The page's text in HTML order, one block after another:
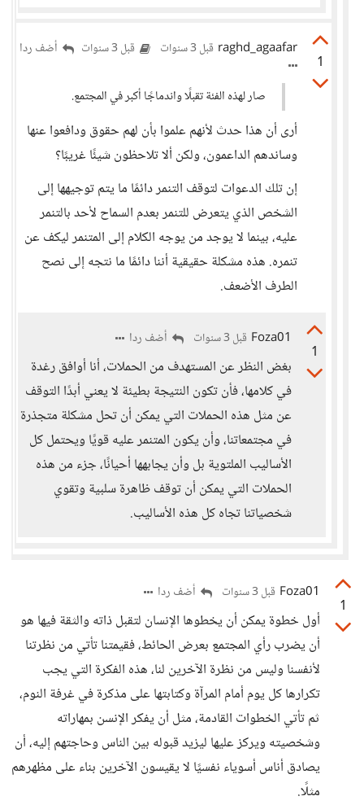
1
raghd_agaafar قبل 3 سنوات قبل 3 سنوات أضف ردا
صار لهذه الفئة تقبلًا واندماجًا أكبر في المجتمع.
أرى أن هذا حدث لأنهم علموا بأن لهم حقوق ودافعوا عنها
وساندهم الداعمون، ولكن ألا تلاحظون شيئًا غريبًا؟
إن تلك الدعوات لتوقف التنمر دائمًا ما يتم توجيهها إلى
الشخص الذي يتعرض للتنمر بعدم السماح لأحد بالتنمر
عليه، بينما لا يوجد من يوجه الكلام إلى المتنمر ليكف عن
تنمره. هذه مشكلة حقيقية أننا دائمًا ما نتجه إلى نصح
الطرف الأضعف.
1
Foza01 قبل 3 سنوات أضف ردا
بغض النظر عن المستهدف من الحملات، أنا أوافق رغدة
في كلامها، فأن تكون النتيجة بطيئة لا يعني أبدًا التوقف
عن مثل هذه الحملات التي يمكن أن تحل مشكلة متجذرة
في مجتمعاتنا، وأن يكون المتنمر عليه قويًا ويحتمل كل
الأساليب الملتوية بل وأن يجابهها أحيانًا، جزء من هذه
الحملات التي يمكن أن توقف ظاهرة سلبية وتقوي
شخصياتنا تجاه كل هذه الأساليب.
1
Foza01 قبل 3 سنوات أضف ردا
أول خطوة يمكن أن يخطوها الإنسان لتقبل ذاته والثقة فيها هو
أن يضرب رأي المجتمع بعرض الحائط، فقيمتنا تأتي من نظرتنا
لأنفسنا وليس من نظرة الآخرين لنا، هذه الفكرة التي يجب
تكرارها كل يوم أمام المرآة وكتابتها على مذكرة في غرفة النوم،
ثم تأتي الخطوات القادمة، مثل أن يفكر الإنسن بمهاراته
وشخصيته ويركز عليها ليزيد قبوله بين الناس وحاجتهم إليه، أن
يصادق أناس أسوياء نفسيًا لا يقيسون الآخرين بناء على مظهرهم
مثلًا.